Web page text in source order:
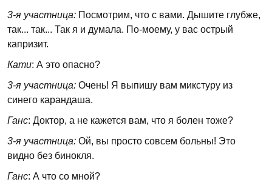
3-я участница: Посмотрим, что с вами. Дышите глубже,
так... так... Так я и думала. По-моему, у вас острый
капризит.
Кати: А это опасно?
3-я участница: Очень! Я выпишу вам микстуру из
синего карандаша.
Ганс: Доктор, а не кажется вам, что я болен тоже?
3-я участница: Ой, вы просто совсем больны! Это
видно без бинокля.
Ганс: А что со мной?